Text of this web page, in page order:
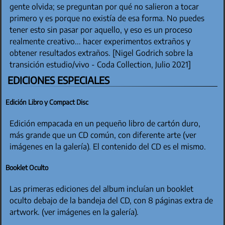
gente olvida; se preguntan por qué no salieron a tocar
primero y es porque no existía de esa forma. No puedes
tener esto sin pasar por aquello, y eso es un proceso
realmente creativo... hacer experimentos extraños y
obtener resultados extraños. [Nigel Godrich sobre la
transición estudio/vivo - Coda Collection, Julio 2021]
EDICIONES ESPECIALES
Edición Libro y Compact Disc
Edición empacada en un pequeño libro de cartón duro,
más grande que un CD común, con diferente arte (ver
imágenes en la galería). El contenido del CD es el mismo.
Booklet Oculto
Las primeras ediciones del album incluían un booklet
oculto debajo de la bandeja del CD, con 8 páginas extra de
artwork. (ver imágenes en la galería).